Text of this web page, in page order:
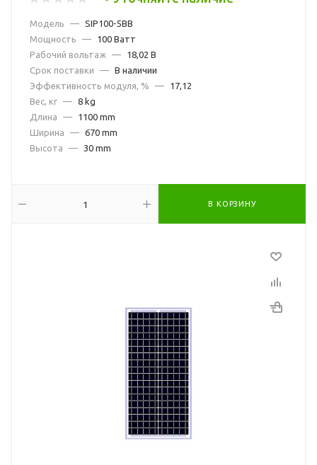
Модель — SIP100-5BB
Мощность
—
100 Ватт
Рабочий вольтаж —
18,02 В
Срок поставки
— В наличии
Эффективность модуля, %
—
17,12
Вес, кг — 8 kg
Длина
—
1100 mm
Ширина
— 670 mm
Высота
— 30 mm
В КОРЗИНУ